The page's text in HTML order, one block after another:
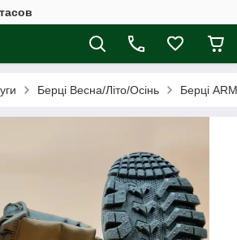
Берці Весна/Літо/Осінь Берці